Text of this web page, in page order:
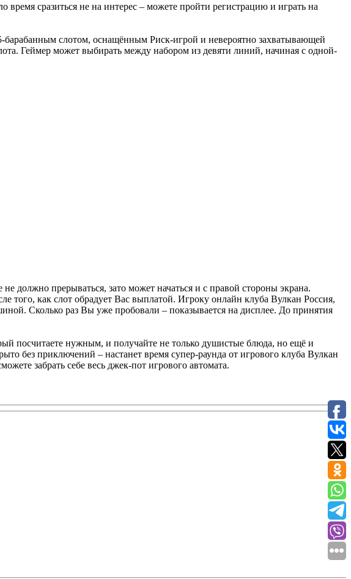
сразиться не на интерес – можете пройти регистрацию и играть на
барабанным слотом, оснащённым Риск-игрой и невероятно захватывающей
Геймер может выбирать между набором из девяти линий, начиная с одной-
прерываться, зато может начаться и с правой стороны экрана.
того, как слот обрадует Вас выплатой. Игроку онлайн клуба Вулкан Россия,
Сколько раз Вы уже пробовали – показывается на дисплее. До принятия
посчитаете нужным, и получайте не только душистые блюда, но ещё и
без приключений – настанет время супер-раунда от игрового клуба Вулкан
забрать себе весь джек-пот игрового автомата.